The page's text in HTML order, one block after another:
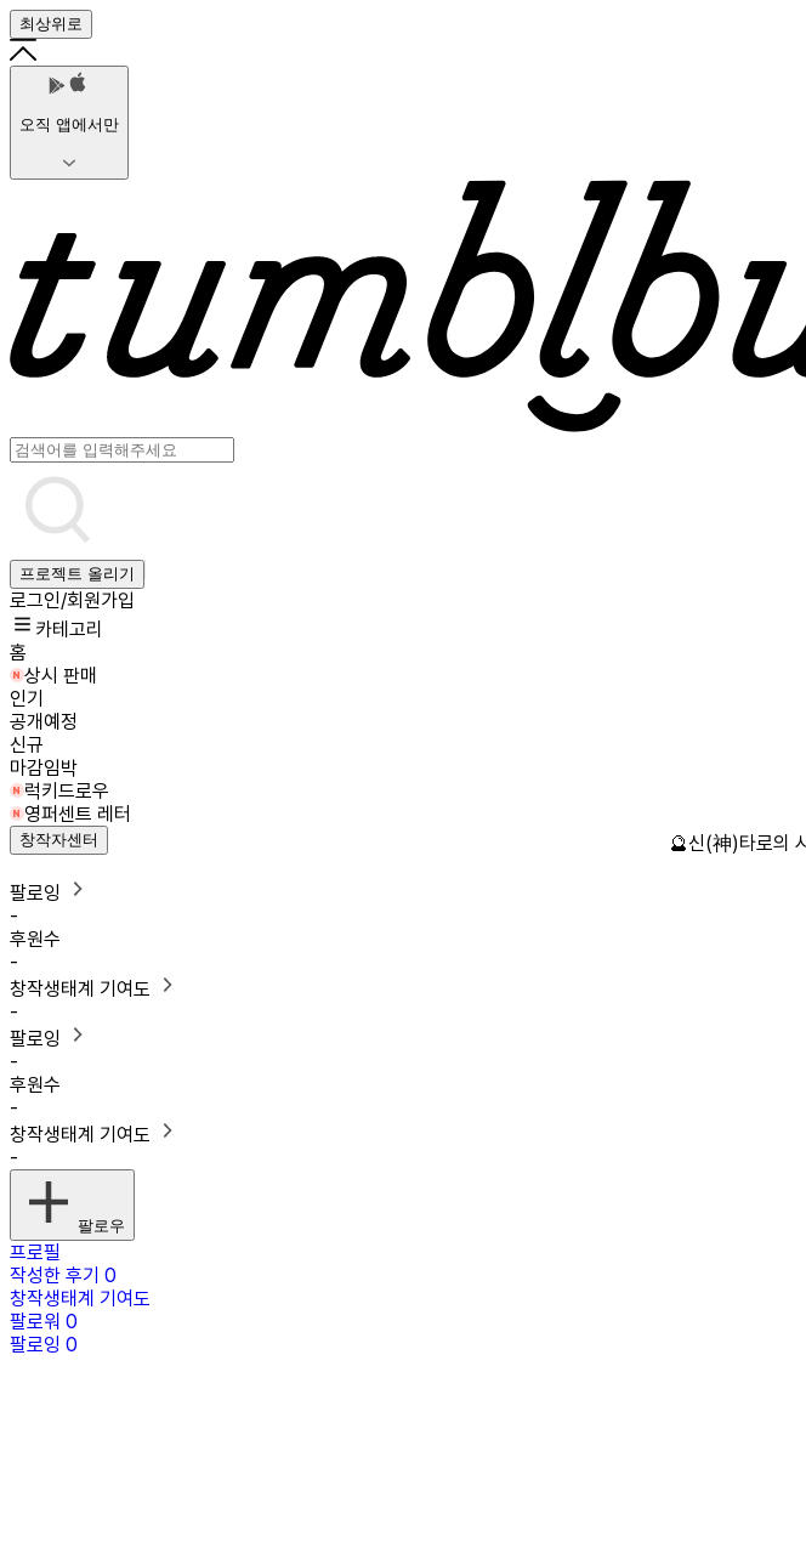
최상위로
오직 앱에서만
프로젝트 올리기
로그인/회원가입
카테고리
홈
상시 판매
인기
공개예정
신규
마감임박
럭키드로우
영퍼센트 레터
창작자센터
팔로잉
-
후원수
-
창작생태계 기여도
-
팔로잉
-
후원수
-
창작생태계 기여도
-
팔로우
프로필
작성한 후기 0
창작생태계 기여도
팔로워 0
팔로잉 0
🔮신(神)타로의